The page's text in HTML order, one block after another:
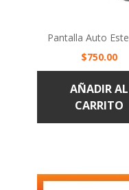
Precio
$750.00
AÑADIR AL
CARRITO